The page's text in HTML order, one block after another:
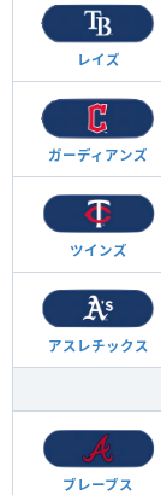
レイズ
ガーディアンズ
ツインズ
アスレチックス
ブレーブス